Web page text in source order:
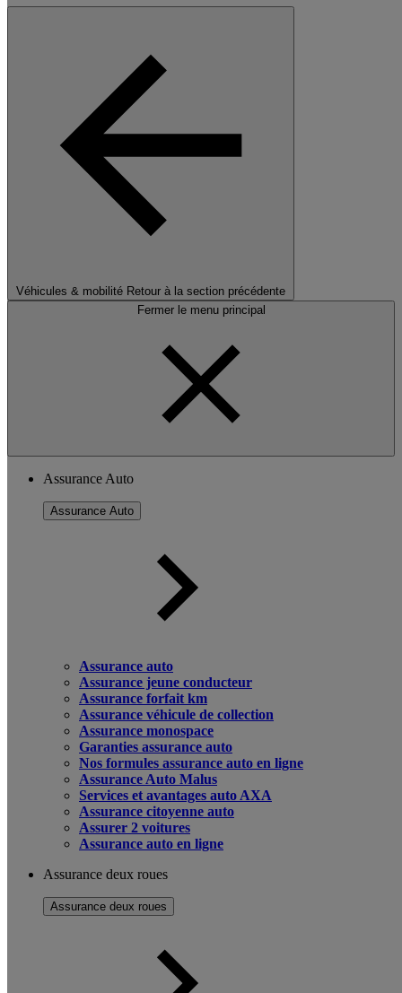
Véhicules & mobilité Retour à la section précédente
Fermer le menu principal
Assurance Auto
Assurance Auto
Assurance auto
Assurance jeune conducteur
Assurance forfait km
Assurance véhicule de collection
Assurance monospace
Garanties assurance auto
Nos formules assurance auto en ligne
Assurance Auto Malus
Services et avantages auto AXA
Assurance citoyenne auto
Assurer 2 voitures
Assurance auto en ligne
Assurance deux roues
Assurance deux roues